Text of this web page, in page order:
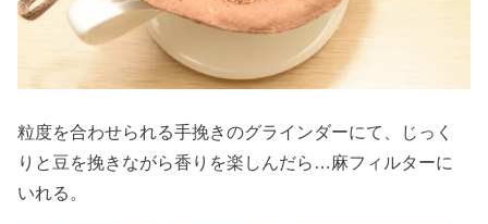
粒度を合わせられる手挽きのグラインダーにて、じっく
りと豆を挽きながら香りを楽しんだら…麻フィルターに
いれる。